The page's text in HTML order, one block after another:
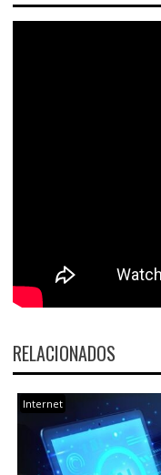
RELACIONADOS
Internet